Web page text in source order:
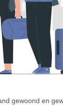
gewoond en